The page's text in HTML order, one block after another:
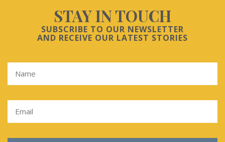
STAY IN TOUCH
SUBSCRIBE TO OUR NEWSLETTER
AND RECEIVE OUR LATEST STORIES